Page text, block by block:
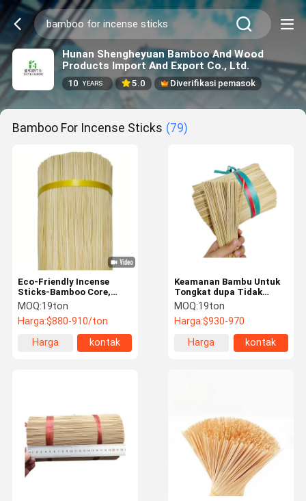
Hunan Shengheyuan Bamboo And Wood
Products Import And Export Co., Ltd.
10 YEARS 5.0 Diverifikasi pemasok
Bamboo For Incense Sticks (79)
Eco-Friendly Incense
Sticks-Bamboo Core,
Factory Price Religious
Raw Bamboo Unperfumed
Incense Stick untuk
pembuatan dupa
MOQ:19ton
Harga:$880-910/ton
Harga
kontak
Keamanan Bambu Untuk
Tongkat dupa Tidak
beracun Sehat Ramah
Lingkungan
MOQ:19ton
Harga:$930-970
Harga
kontak